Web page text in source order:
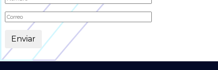
Alternative: